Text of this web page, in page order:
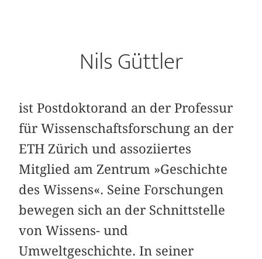
Nils Güttler
ist Postdoktorand an der Professur
für Wissenschaftsforschung an der
ETH Zürich und assoziiertes
Mitglied am Zentrum »Geschichte
des Wissens«. Seine Forschungen
bewegen sich an der Schnittstelle
von Wissens- und
Umweltgeschichte. In seiner